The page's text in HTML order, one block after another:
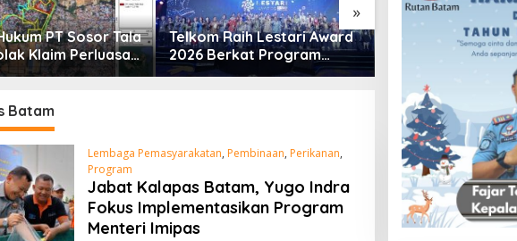
»
PT Sosor Tala
Klaim Perluasan
Tua Batu Merah
Telkom Raih Lestari Award
2026 Berkat Program
Pengembangan Talenta
Eks Sekuriti PT
Mengadu,
Laporkan, Kami
Lanjuti
Batam
Lembaga Pemasyarakatan, Pembinaan, Perikanan,
Program
Jabat Kalapas Batam, Yugo Indra
Fokus Implementasikan Program
Menteri Imipas